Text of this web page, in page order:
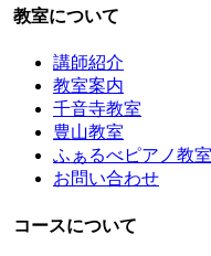
教室について
講師紹介
教室案内
千音寺教室
豊山教室
ふぁるべピアノ教
お問い合わせ
コースについて